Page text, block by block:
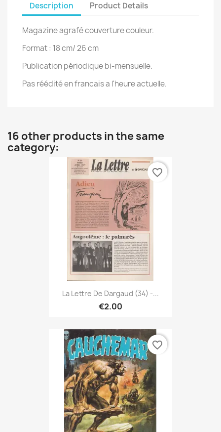
Description Product Details
Magazine agrafé couverture couleur.
Format : 18 cm/ 26 cm
Publication périodique bi-mensuelle.
Pas réédité en francais a l'heure actuelle.
16 other products in the same
category:
La Lettre De Dargaud (34) -...
€2.00
favorite_border
favorite_border